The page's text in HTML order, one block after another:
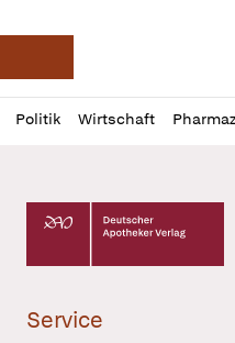
Deutsche
Politik Wirtschaft
Profil
öffnen
Daz
Pur
Deutscher Apotheker
Service